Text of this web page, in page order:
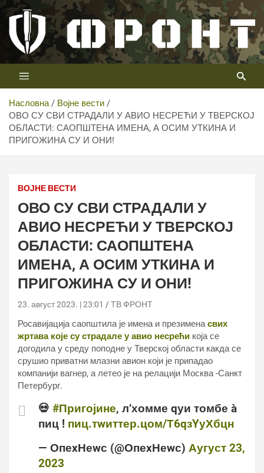
Скип
цонтент
Телевизија ФРОНТ
Први војни канал у Србији
Насловна
Војне вести
ОВО СУ СВИ СТРАДАЛИ У АВИО НЕСРЕЋИ У ТВЕРСКОЈ
ОБЛАСТИ: САОПШТЕНА ИМЕНА, А ОСИМ УТКИНА И
ПРИГОЖИНА СУ И ОНИ!
ВОЈНЕ ВЕСТИ
ОВО СУ СВИ СТРАДАЛИ У
АВИО НЕСРЕЋИ У ТВЕРСКОЈ
ОБЛАСТИ: САОПШТЕНА
ИМЕНА, А ОСИМ УТКИНА И
ПРИГОЖИНА СУ И ОНИ!
23. август 2023. | 23:01 ТВ ФРОНТ
Росавијација саопштила је имена и презименасвих
жртава које су страдале у авио несрећи која се
догодила у среду поподне у Тверској области какда се
срушио приватни млазни авион који је припадао
компанији вагнер, а летео је на релацији Москва -Санкт
Петербург.
💀 #Пригојине, л’хомме qуи томбе à
пиц ! пиц.тwиттер.цом/Т6qзYуХбцн
— ОпеxНеwс (@ОпеxНеwс) Аугуст 23,
2023